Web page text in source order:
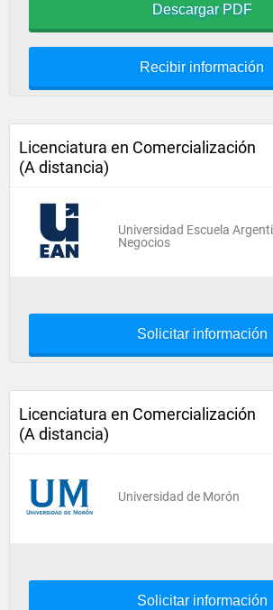
Descargar PDF
Recibir información
Licenciatura en Comercialización
(A distancia)
Universidad Escuela
Negocios
Solicitar información
Licenciatura en Comercialización
(A distancia)
Universidad de Morón
Solicitar información